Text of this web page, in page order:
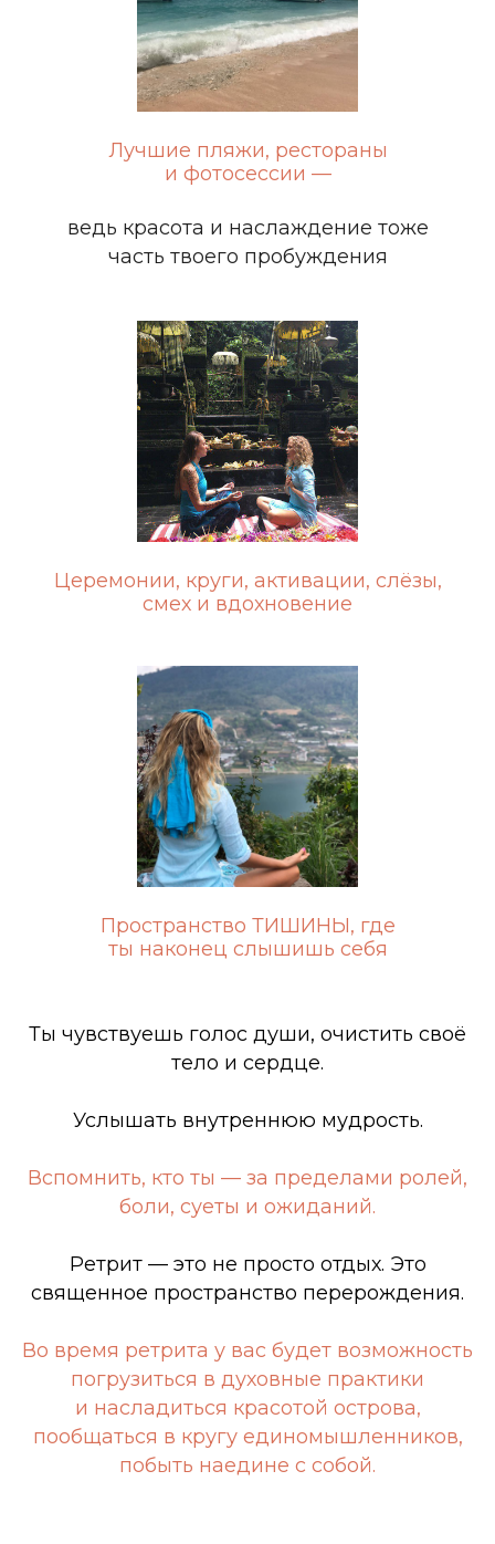
Лучшие пляжи, рестораны
и фотосессии —
ведь красота и наслаждение тоже
часть твоего пробуждения
Церемонии, круги, активации, слёзы,
смех и вдохновение
Пространство ТИШИНЫ, где
ты наконец слышишь себя
Ты чувствуешь голос души, очистить своё
тело и сердце.
Услышать внутреннюю мудрость.
Вспомнить, кто ты — за пределами ролей,
боли, суеты и ожиданий.
Ретрит — это не просто отдых. Это
священное пространство перерождения.
Во время ретрита у вас будет возможность
погрузиться в духовные практики
и насладиться красотой острова,
пообщаться в кругу единомышленников,
побыть наедине с собой.